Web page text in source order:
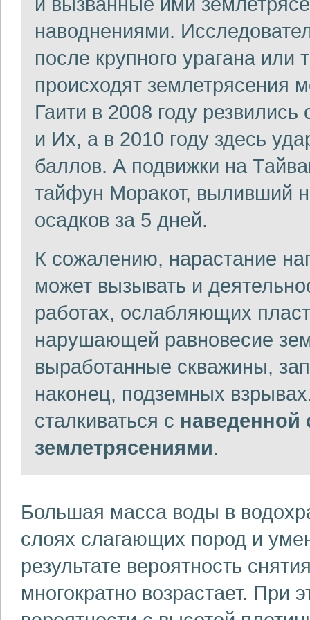
наводнениями.
после крупного урагана или
происходят
Гаити в 2008 году
и Их, а в 2010 году здесь
баллов. А подвижки на
тайфун Моракот, выливший
осадков за 5 дней.
К сожалению, нарастание
может вызывать и
работах, ослабляющих
нарушающей равновесие
выработанные скважины,
наконец, подземных
сталкиваться с наведенной
землетрясениями.
Большая масса воды в
слоях слагающих пород и
результате вероятность
многократно возрастает. При